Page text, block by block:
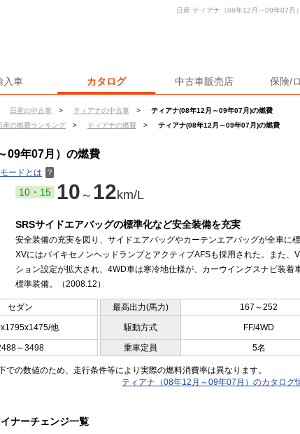
入車 カタログ 中古車販売店 保険/
日産の中古車 > ティアナの中古車 >
ティアナ(08年12月～09年07月)の燃費
産の燃費ランキング > ティアナの燃費 > ティアナ(08年12月～09年07月)の燃費
日産 ティアナ（08年12月～09年07月
09年07月）の燃費
ードとは ？
10・15 10 ～ 12km/L
SRSサイドエアバッグの標準化など安全装備を充実
安全装備の充実を図り、サイドエアバッグやカーテンエアバッグが全車に標
XVにはバイキセノンヘッドランプとアクティブAFSも採用された。また、
ション設定が拡大され、4WD車は寒冷地仕様が、カーウイングスナビ装着
標準装備。（2008.12）
セダン 最高出力(馬力)
167～252
他 駆動方式 FF/4WD
～3498 乗車定員 5名
の数値のため、走行条件等により実際の燃料消費率は異なります。
ティアナ（08年12月～09年07月）のカタログ
ナーチェンジ一覧